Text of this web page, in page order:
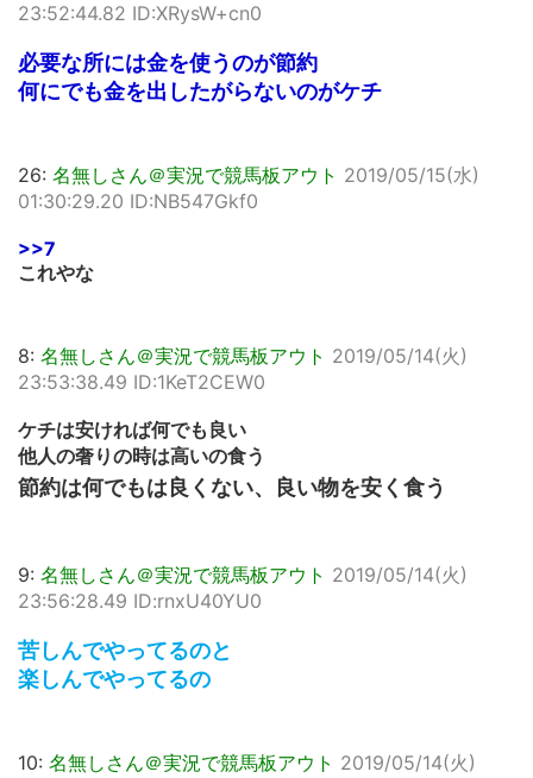
23:52:44.82 ID:XRysW+cn0
必要な所には金を使うのが節約
何にでも金を出したがらないのがケチ
26: 名無しさん＠実況で競馬板アウト 2019/05/15(水)
01:30:29.20 ID:NB547Gkf0
>>7
これやな
8: 名無しさん＠実況で競馬板アウト 2019/05/14(火)
23:53:38.49 ID:1KeT2CEW0
ケチは安ければ何でも良い
他人の奢りの時は高いの食う
節約は何でもは良くない、良い物を安く食う
9: 名無しさん＠実況で競馬板アウト 2019/05/14(火)
23:56:28.49 ID:rnxU40YU0
苦しんでやってるのと
楽しんでやってるの
10: 名無しさん＠実況で競馬板アウト 2019/05/14(火)